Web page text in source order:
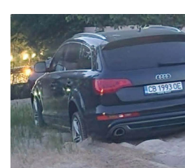
БИЗНЕС
ЮГ
Управители:
Веселин
Василев,
email:
v.vasilev@flagman.bg
Катя
Касабова,
еmail: k.kassabova@flagman.bg